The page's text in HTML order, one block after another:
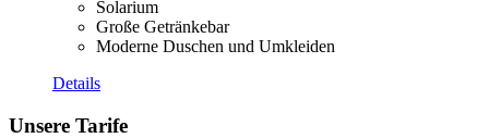
Solarium
Große Getränkebar
Moderne Duschen und Umkleiden
Details
Unsere Tarife